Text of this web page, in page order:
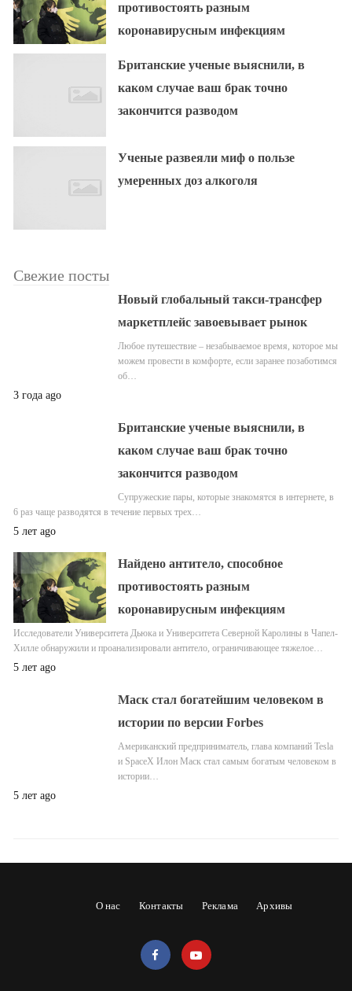
противостоять разным
коронавирусным инфекциям
Британские ученые выяснили, в
каком случае ваш брак точно
закончится разводом
Ученые развеяли миф о пользе
умеренных доз алкоголя
Свежие посты
Новый глобальный такси-трансфер
маркетплейс завоевывает рынок
Любое путешествие – незабываемое время, которое мы
можем провести в комфорте, если заранее позаботимся
об…
3 года ago
Британские ученые выяснили, в
каком случае ваш брак точно
закончится разводом
Супружеские пары, которые знакомятся в интернете, в
6 раз чаще разводятся в течение первых трех…
5 лет ago
Найдено антитело, способное
противостоять разным
коронавирусным инфекциям
Исследователи Университета Дьюка и Университета Северной Каролины в Чапел-
Хилле обнаружили и проанализировали антитело, ограничивающее тяжелое…
5 лет ago
Маск стал богатейшим человеком в
истории по версии Forbes
Американский предприниматель, глава компаний Tesla
и SpaceX Илон Маск стал самым богатым человеком в
истории…
5 лет ago
О нас Контакты Реклама Архивы